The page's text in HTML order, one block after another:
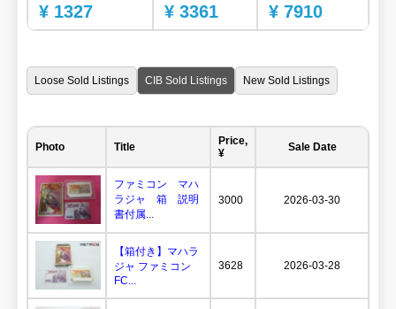
¥ 1327 ¥ 3361 ¥ 7910
Loose Sold Listings CIB Sold Listings New Sold Listings
Photo Title
Price,
¥
Sale Date
ファミコン マハ
ラジャ 箱 説明
書付属...
3000 2026-03-30
【箱付き】マハラ
ジャ ファミコン
FC...
3628 2026-03-28